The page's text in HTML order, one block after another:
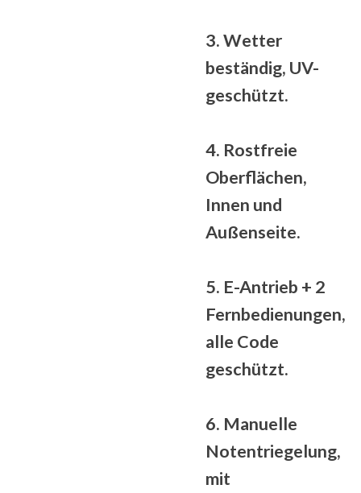
3.Wetter
beständig, UV-
geschützt.
4. Rostfreie
Oberflächen,
Innen und
Außenseite.
5. E-Antrieb + 2
Fernbedienungen,
alle Code
geschützt.
6. Manuelle
Notentriegelung,
mit